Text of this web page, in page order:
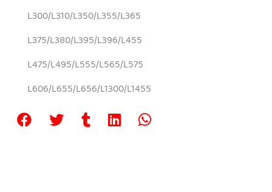
L300/L310/L350/L355/L365
L375/L380/L395/L396/L455
L475/L495/L555/L565/L575
L606/L655/L656/L1300/L1455